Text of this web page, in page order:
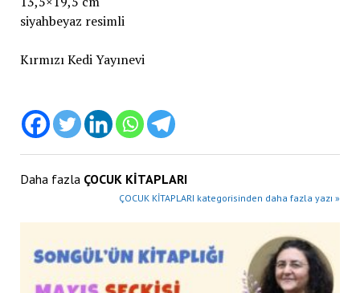
siyahbeyaz resimli
Kırmızı Kedi Yayınevi
Daha fazla ÇOCUK KİTAPLARI
ÇOCUK KİTAPLARI kategorisinden daha fazla yazı »